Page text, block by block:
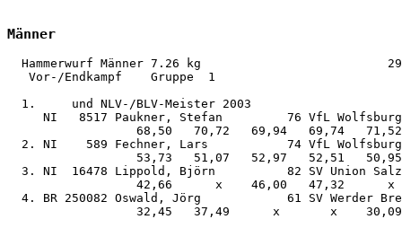
Männer
Hammerwurf Männer 7.26 kg
   Vor-/Endkampf    Gruppe  1
  1.     und NLV-/BLV-Meister 2003
NI   8517 Paukner, Stefan         76 VfL
68,50   70,72   69,94   69,74
2. NI    589 Fechner, Lars           74 VfL
53,73   51,07   52,97   52,51
3. NI  16478 Lippold, Björn          82 SV Union
42,66      x    46,00   47,32      x
4. BR 250082 Oswald, Jörg            61 SV Werder
32,45   37,49      x       x